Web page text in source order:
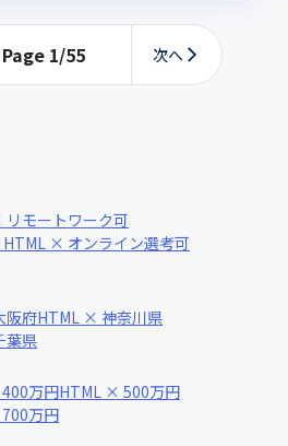
Page 1/55 次へ
モートワーク可
HTML × オンライン選考可
阪府HTML × 神奈川県
葉県
万円HTML × 500万円
万円